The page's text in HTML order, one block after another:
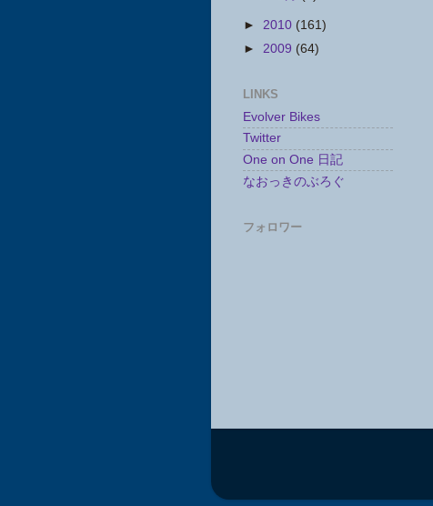
► 2010 (161)
► 2009 (64)
LINKS
Evolver Bikes
Twitter
One on One 日記
なおっきのぶろぐ
フォロワー